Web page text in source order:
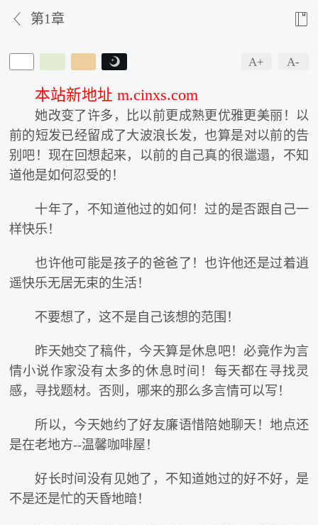
 第1章 
 A+ A-
本站新地址 m.cinxs.com
她改变了许多，比以前更成熟更优雅更美丽！以
前的短发已经留成了大波浪长发，也算是对以前的告
别吧！现在回想起来，以前的自己真的很邋遢，不知
道他是如何忍受的！
十年了，不知道他过的如何！过的是否跟自己一
样快乐！
也许他可能是孩子的爸爸了！也许他还是过着逍
遥快乐无居无束的生活！
不要想了，这不是自己该想的范围！
昨天她交了稿件，今天算是休息吧！必竟作为言
情小说作家没有太多的休息时间！每天都在寻找灵
感，寻找题材。否则，哪来的那么多言情可以写！
所以，今天她约了好友廉语惜陪她聊天！地点还
是在老地方--温馨咖啡屋！
好长时间没有见她了，不知道她过的好不好，是
不是还是忙的天昏地暗！